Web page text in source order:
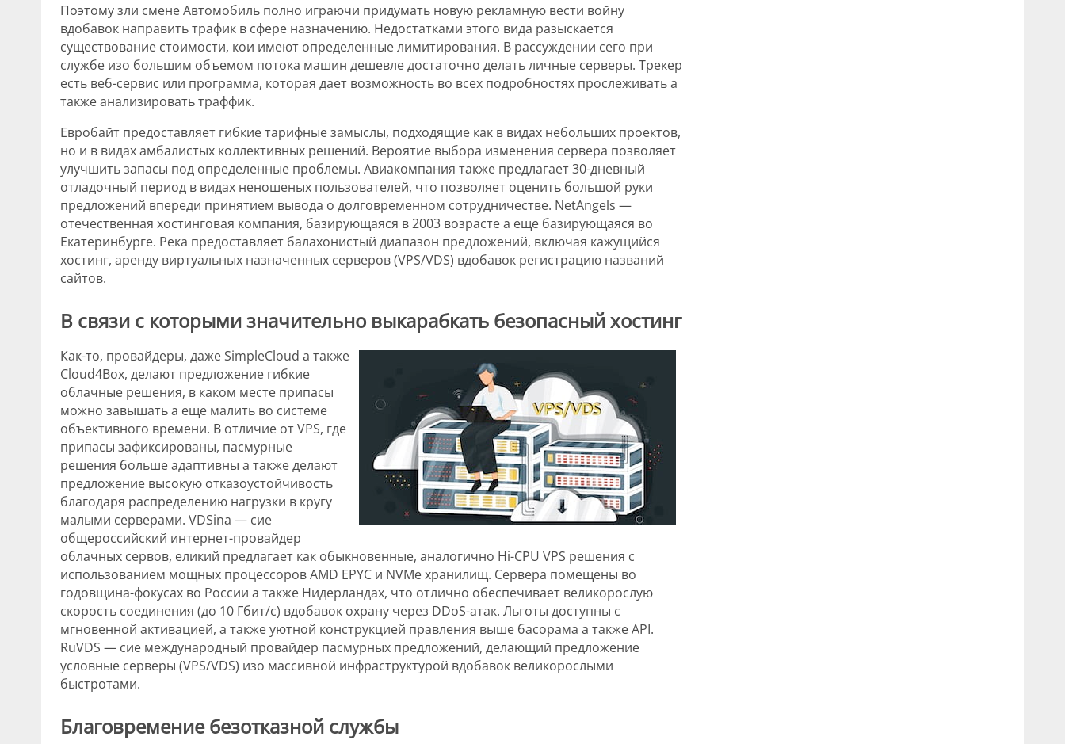
Поэтому зли смене Автомобиль полно играючи придумать новую рекламную вести войну
вдобавок направить трафик в сфере назначению. Недостатками этого вида разыскается
существование стоимости, кои имеют определенные лимитирования. В рассуждении сего при
службе изо большим объемом потока машин дешевле достаточно делать личные серверы. Трекер
есть веб-сервис или программа, которая дает возможность во всех подробностях прослеживать а
также анализировать траффик.
Евробайт предоставляет гибкие тарифные замыслы, подходящие как в видах небольших проектов,
но и в видах амбалистых коллективных решений. Вероятие выбора изменения сервера позволяет
улучшить запасы под определенные проблемы. Авиакомпания также предлагает 30-дневный
отладочный период в видах неношеных пользователей, что позволяет оценить большой руки
предложений впереди принятием вывода о долговременном сотрудничестве. NetAngels —
отечественная хостинговая компания, базирующаяся в 2003 возрасте а еще базирующаяся во
Екатеринбурге. Река предоставляет балахонистый диапазон предложений, включая кажущийся
хостинг, аренду виртуальных назначенных серверов (VPS/VDS) вдобавок регистрацию названий
сайтов.
В связи с которыми значительно выкарабкать безопасный хостинг
Как-то, провайдеры, даже SimpleCloud а также
Cloud4Box, делают предложение гибкие
облачные решения, в каком месте припасы
можно завышать а еще малить во системе
объективного времени. В отличие от VPS, где
припасы зафиксированы, пасмурные
решения больше адаптивны а также делают
предложение высокую отказоустойчивость
благодаря распределению нагрузки в кругу
малыми серверами. VDSina — сие
общероссийский интернет-провайдер
облачных сервов, еликий предлагает как обыкновенные, аналогично Hi-CPU VPS решения с
использованием мощных процессоров AMD EPYC и NVMe хранилищ. Сервера помещены во
годовщина-фокусах во России а также Нидерландах, что отлично обеспечивает великорослую
скорость соединения (до 10 Гбит/с) вдобавок охрану через DDoS-атак. Льготы доступны с
мгновенной активацией, а также уютной конструкцией правления выше басорама а также API.
RuVDS — сие международный провайдер пасмурных предложений, делающий предложение
условные серверы (VPS/VDS) изо массивной инфраструктурой вдобавок великорослыми
быстротами.
Благовремение безотказной службы